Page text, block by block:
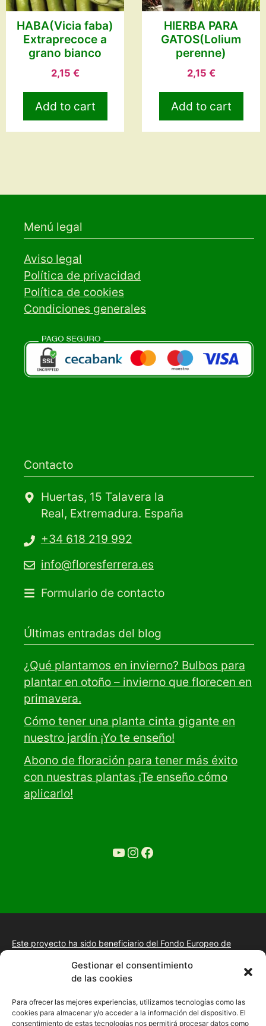
Gestionar el consentimiento
de las cookies
Para ofrecer las mejores experiencias, utilizamos tecnologías como las
cookies para almacenar y/o acceder a la información del dispositivo. El
consentimiento de estas tecnologías nos permitirá procesar datos como
HABA(Vicia faba)
Extraprecoce a
grano bianco
2,15 €
Add to cart
HIERBA PARA
GATOS(Lolium
perenne)
2,15 €
Add to cart
Menú legal
Aviso legal
Política de privacidad
Política de cookies
Condiciones generales
Contacto
Huertas, 15 Talavera la
Real, Extremadura. España
+34 618 219 992
info@floresferrera.es
Formulario de contacto
Últimas entradas del blog
¿Qué plantamos en invierno? Bulbos para
plantar en otoño – invierno que florecen en
primavera.
Cómo tener una planta cinta gigante en
nuestro jardín ¡Yo te enseño!
Abono de floración para tener más éxito
con nuestras plantas ¡Te enseño cómo
aplicarlo!
YouTube
Ir a la cuenta de Instagram de Restaurante Tuétano
Ir a la cuenta de facebook de Restaurante Tuétano
Este proyecto ha sido beneficiario del Fondo Europeo de
Proyecto de desarrollo web y tienda online, fomento de la
presencia “Online” mediante la implantación de una estrategia
mejora de imagen digital en las empresas de la Comunidad
Autónoma de Extremadura